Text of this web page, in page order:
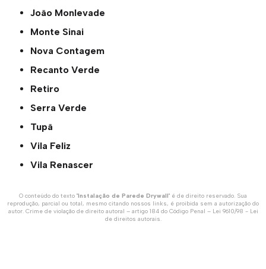
João Monlevade
Monte Sinai
Nova Contagem
Recanto Verde
Retiro
Serra Verde
Tupã
Vila Feliz
Vila Renascer
O conteúdo do texto "Instalação de Parede Drywall" é de direito reservado. Sua
reprodução, parcial ou total, mesmo citando nossos links, é proibida sem a autorização do
autor. Crime de violação de direito autoral – artigo 184 do Código Penal – Lei 9610/98 - Lei
de direitos autorais.